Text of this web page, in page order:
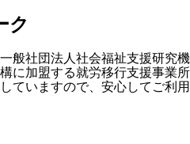
ク
般社団法人社会福祉支援研究機
に加盟する就労移行支援事業所
ていますので、安心してご利用